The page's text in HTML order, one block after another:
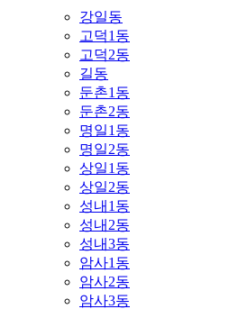
강일동
고덕1동
고덕2동
길동
둔촌1동
둔촌2동
명일1동
명일2동
상일1동
상일2동
성내1동
성내2동
성내3동
암사1동
암사2동
암사3동